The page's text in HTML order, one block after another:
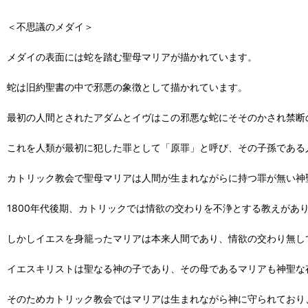
＜不思議のメダイ＞
メダイの表面には蛇を踏む聖母マリアが描かれています。
蛇は旧約聖書の中で邪悪の象徴として描かれています。
最初の人間とされたアダムとイヴはこの邪悪な蛇にそそのかされ禁
これを人類が最初に犯した罪として「原罪」と呼び、その子孫であ
カトリック教会で聖母マリアは人間が生まれながらに持つ罪が無い
1800年代後期、カトリックでは情欲の交わりを不浄とする教えがあ
しかしイエスを身籠ったマリアは本来人間であり、情欲の交わり無
イエスキリストは聖なる神の子であり、その母であるマリアも神聖
そのためカトリック教会ではマリアは生まれながら神に守られてお